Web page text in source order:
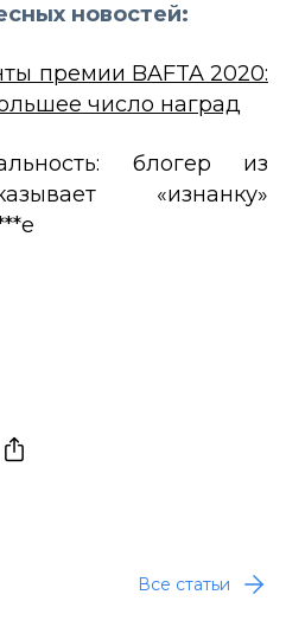
новостей:
премии BAFTA 2020:
число наград
блогер из
«изнанку»
Все статьи